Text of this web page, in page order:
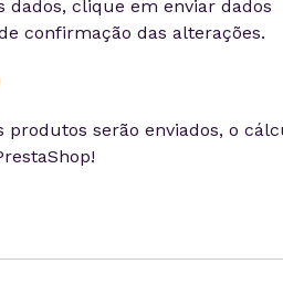
dados, clique em enviar dados
confirmação das alterações.
serão enviados, o